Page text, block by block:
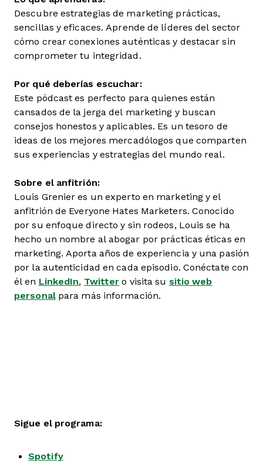
Descubre estrategias de marketing prácticas,
sencillas y eficaces. Aprende de líderes del sector
cómo crear conexiones auténticas y destacar sin
comprometer tu integridad.
Por qué deberías escuchar:
Este pódcast es perfecto para quienes están
cansados de la jerga del marketing y buscan
consejos honestos y aplicables. Es un tesoro de
ideas de los mejores mercadólogos que comparten
sus experiencias y estrategias del mundo real.
Sobre el anfitrión:
Louis Grenier es un experto en marketing y el
anfitrión de Everyone Hates Marketers. Conocido
por su enfoque directo y sin rodeos, Louis se ha
hecho un nombre al abogar por prácticas éticas en
marketing. Aporta años de experiencia y una pasión
por la autenticidad en cada episodio. Conéctate con
él en LinkedIn, Twitter o visita su sitio web
personalpara más información.
Sigue el programa:
Spotify